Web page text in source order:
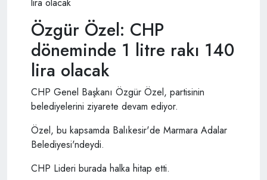
Özgür Özel: CHP
döneminde 1 litre rakı 140
lira olacak
CHP Genel Başkanı Özgür Özel, partisinin
belediyelerini ziyarete devam ediyor.
Özel, bu kapsamda Balıkesir'de Marmara Adalar
Belediyesi'ndeydi.
CHP Lideri burada halka hitap etti.